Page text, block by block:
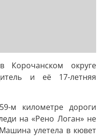
округе
и её 17-летняя
м километре дороги
на «Рено Логан» не
улетела в кювет